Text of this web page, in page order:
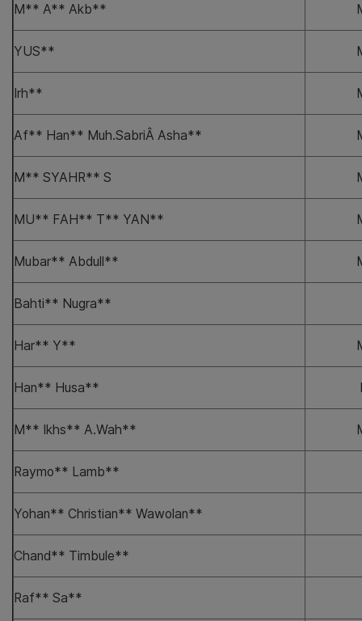
M** A** Akb**
YUS**
Irh**
Af** Han** Muh.SabriÂ Asha**
M** SYAHR** S
MU** FAH** T** YAN**
Mubar** Abdull**
Bahti** Nugra**
Har** Y**
Han** Husa**
M** Ikhs** A.Wah**
Raymo** Lamb**
Yohan** Christian** Wawolan**
Chand** Timbule**
Raf** Sa**